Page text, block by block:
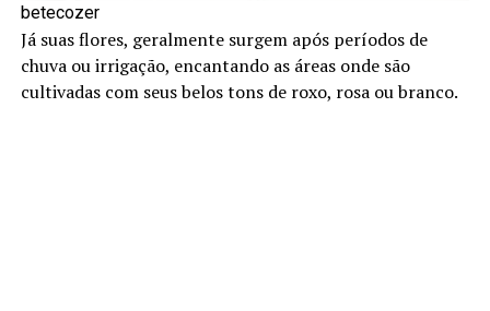
betecozer
Já suas flores, geralmente surgem após períodos de
chuva ou irrigação, encantando as áreas onde são
cultivadas com seus belos tons de roxo, rosa ou branco.